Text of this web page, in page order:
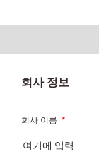
회사 정보
회사 이름 *